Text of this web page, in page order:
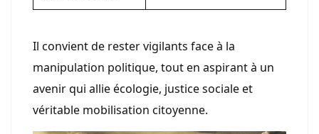
Il convient de rester vigilants face à la
manipulation politique, tout en aspirant à un
avenir qui allie écologie, justice sociale et
véritable mobilisation citoyenne.